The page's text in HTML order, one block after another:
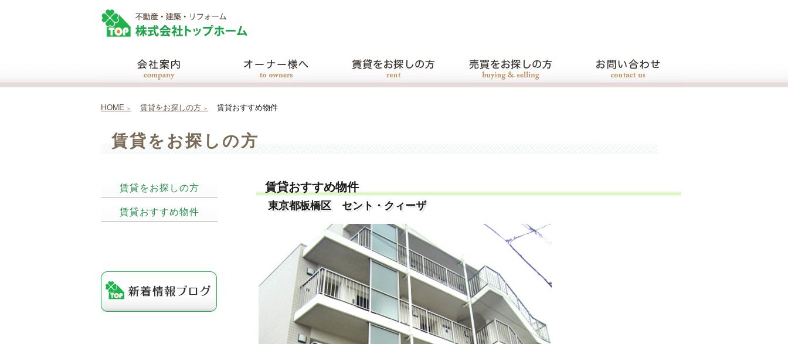
HOME 賃貸をお探しの方 賃貸おすすめ物件
賃貸をお探しの方
賃貸おすすめ物件
東京都板橋区 セント・クィーザ
賃貸をお探しの方
賃貸おすすめ物件